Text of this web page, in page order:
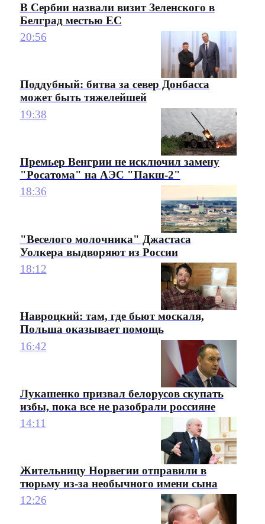
В Сербии назвали визит Зеленского в
Белград местью ЕС
20:56
Поддубный: битва за север Донбасса
может быть тяжелейшей
19:38
Премьер Венгрии не исключил замену
"Росатома" на АЭС "Пакш-2"
18:36
"Веселого молочника" Джастаса
Уолкера выдворяют из России
18:12
Навроцкий: там, где бьют москаля,
Польша оказывает помощь
16:42
Лукашенко призвал белорусов скупать
избы, пока все не разобрали россияне
14:11
Жительницу Норвегии отправили в
тюрьму из-за необычного имени сына
12:26